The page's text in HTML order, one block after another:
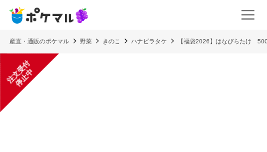
産直・通販のポケマル 野菜 きのこ ハナビラタケ 【福袋2026】はなびらたけ
注
文
受
付
停
止
中